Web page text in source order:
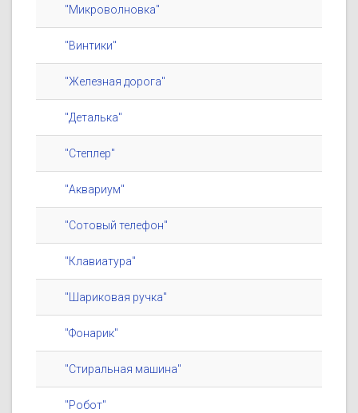
"Микроволновка"
"Винтики"
"Железная дорога"
"Деталька"
"Степлер"
"Аквариум"
"Сотовый телефон"
"Клавиатура"
"Шариковая ручка"
"Фонарик"
"Стиральная машина"
"Робот"